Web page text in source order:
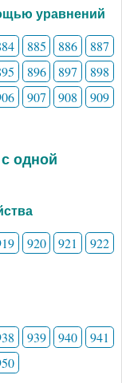
уравнений
885 886
887
896 897
898
907 908
909
одной
920 921
922
939 940
941